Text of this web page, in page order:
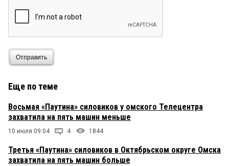
Отправить
Еще по теме
Восьмая «Паутина» силовиков у омского Телецентра
захватила на пять машин меньше
10 июля 09:04 4 1844
Третья «Паутина» силовиков в Октябрьском округе Омска
захватила на пять машин больше